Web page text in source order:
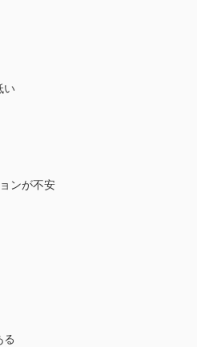
い
ンが不安
る